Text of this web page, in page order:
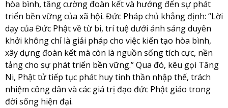
hòa bình, tăng cường đoàn kết và hướng đến sự phát
triển bền vững của xã hội. Đức Pháp chủ khẳng định: “Lời
dạy của Đức Phật về từ bi, trí tuệ dưới ánh sáng duyên
khởi không chỉ là giải pháp cho việc kiến tạo hòa bình,
xây dựng đoàn kết mà còn là nguồn sống tích cực, nền
tảng cho sự phát triển bền vững.” Qua đó, kêu gọi Tăng
Ni, Phật tử tiếp tục phát huy tinh thần nhập thế, trách
nhiệm công dân và các giá trị đạo đức Phật giáo trong
đời sống hiện đại.